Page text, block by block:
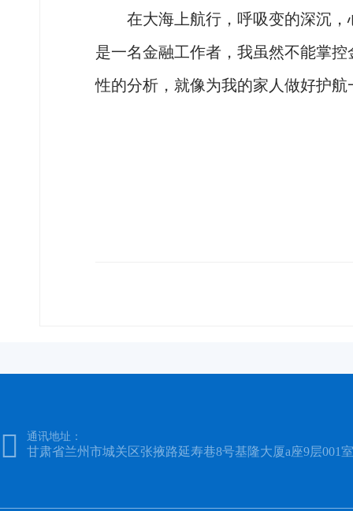
在大海上航行，呼吸变的深沉，
是一名金融工作者，我虽然不能掌
性的分析，就像为我的家人做好护
 通讯地址：
甘肃省兰州市城关区张掖路延寿巷8号基隆大厦a座9层001室